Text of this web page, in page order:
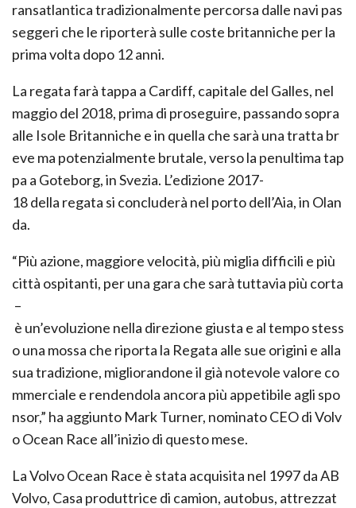
ransatlantica tradizionalmente percorsa dalle navi pas
seggeri che le riporterà sulle coste britanniche per la
prima volta dopo 12 anni.
La regata farà tappa a Cardiff, capitale del Galles, nel
maggio del 2018, prima di proseguire, passando sopra
alle Isole Britanniche e in quella che sarà una tratta br
eve ma potenzialmente brutale, verso la penultima tap
pa a Goteborg, in Svezia. L’edizione 2017­
18 della regata si concluderà nel porto dell’Aia, in Olan
da.
“Più azione, maggiore velocità, più miglia difficili e più
città ospitanti, per una gara che sarà tuttavia più corta
–
è un’evoluzione nella direzione giusta e al tempo stess
o una mossa che riporta la Regata alle sue origini e alla
sua tradizione, migliorandone il già notevole valore co
mmerciale e rendendola ancora più appetibile agli spo
nsor,” ha aggiunto Mark Turner, nominato CEO di Volv
o Ocean Race all’inizio di questo mese.
La Volvo Ocean Race è stata acquisita nel 1997 da AB
Volvo, Casa produttrice di camion, autobus, attrezzat